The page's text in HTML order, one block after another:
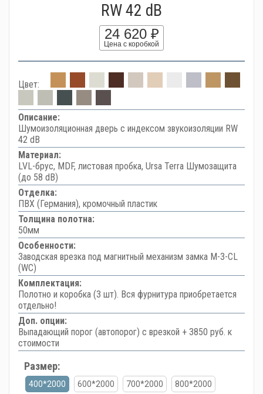
RW 42 dB
24 620 ₽
Цена с коробкой
Цвет:
Описание:
Шумоизоляционная дверь с индексом звукоизоляции RW
42 dB
Материал:
LVL-брус, MDF, листовая пробка, Ursa Terra Шумозащита
(до 58 dB)
Отделка:
ПВХ (Германия), кромочный пластик
Толщина полотна:
50мм
Особенности:
Заводская врезка под магнитный механизм замка M-3-CL
(WC)
Комплектация:
Полотно и коробка (3 шт). Вся фурнитура приобретается
отдельно!
Доп. опции:
Выпадающий порог (автопорог) с врезкой + 3850 руб. к
стоимости
Размер:
400*2000 600*2000 700*2000 800*2000